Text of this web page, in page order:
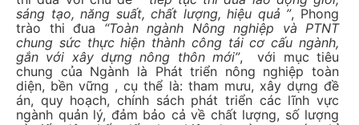
sáng tạo, năng suất, chất lượng, hiệu quả ”, Phong
trào thi đua “Toàn ngành Nông nghiệp và PTNT
chung sức thực hiện thành công tái cơ cấu ngành,
gắn với xây dựng nông thôn mới”, với mục tiêu
chung của Ngành là Phát triển nông nghiệp toàn
diện, bền vững , cụ thể là: tham mưu, xây dựng đề
án, quy hoạch, chính sách phát triển các lĩnh vực
ngành quản lý, đảm bảo cả về chất lượng, số lượng